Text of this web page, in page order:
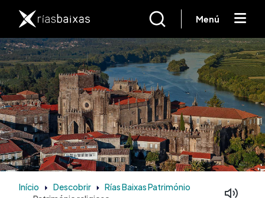
Menú
Início Descobrir Rías Baixas Património